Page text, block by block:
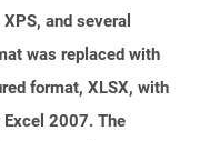
and several
was replaced with
format, XLSX, with
2007. The